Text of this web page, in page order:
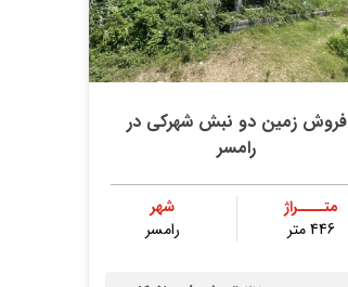
فروش زمین دو نبش شهرکی در
رامسر
متــــراژ
446 متر
شهر
رامسر